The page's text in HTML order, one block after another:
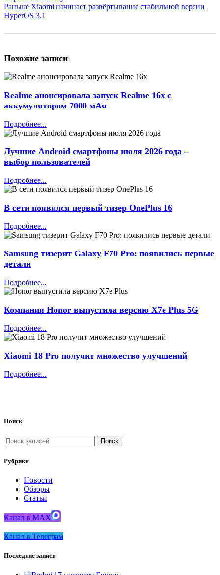
Раньше Xiaomi начинает развёртывание стабильной версии
HyperOS 3.1
Похожие записи
Realme анонсировала запуск Realme 16x с
аккумулятором 7000 мАч
Подробнее...
Лучшие Android смартфоны июля 2026 года –
выбор пользователей
Подробнее...
В сети появился первый тизер OnePlus 16
Подробнее...
Samsung тизерит Galaxy F70 Pro: появились первые
детали
Подробнее...
Компания Honor выпустила версию X7e Plus 5G
Подробнее...
Xiaomi 18 Pro получит множество улучшений
Подробнее...
Поиск
Поиск
Рубрики
Новости
Обзоры
Статьи
Канал в MAX
Канал в Телеграм
Последние записи